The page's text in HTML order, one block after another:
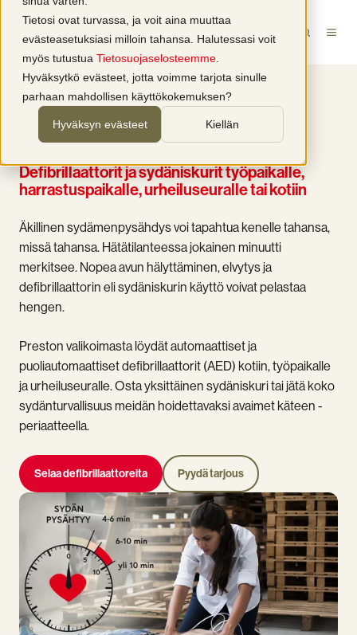
Tietosi ovat turvassa, ja voit aina muuttaa
evästeasetuksiasi milloin tahansa. Halutessasi voit
myös tutustua Tietosuojaselosteemme
Hyväksytkö evästeet, jotta voimme tarjota sinulle
parhaan mahdollisen käyttökokemuksen?
Hyväksyn evästeet Kiellän
Sydäniskuri voi pelastaa hengen. Ota se käyttöön jo
tänään.
Defibrillaattorit ja sydäniskurit työpaikalle,
harrastuspaikalle, urheiluseuralle tai kotiin
Äkillinen sydämenpysähdys voi tapahtua kenelle tahansa,
missä tahansa. Hätätilanteessa jokainen minuutti
merkitsee. Nopea avun hälyttäminen, elvytys ja
defibrillaattorin eli sydäniskurin käyttö voivat pelastaa
hengen.
Preston valikoimasta löydät automaattiset ja
puoliautomaattiset defibrillaattorit (AED) kotiin, työpaikalle
ja urheiluseuralle. Osta yksittäinen sydäniskuri tai jätä koko
sydänturvallisuus meidän hoidettavaksi avaimet käteen -
periaatteella.
Selaa defibrillaattoreita Pyydä tarjous